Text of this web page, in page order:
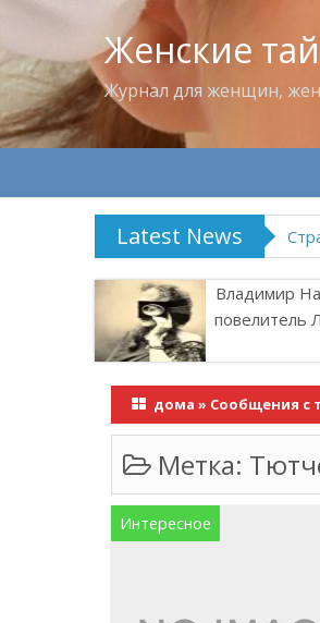
Женские
Журнал для женщин,
Latest News Что
Владимир
повелитель
дома » Сообщения с
Метка:
Интересное